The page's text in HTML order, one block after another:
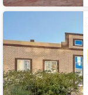
Гостевой
Путешественника